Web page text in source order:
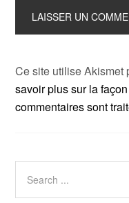
Ce site utilise Akismet
savoir plus sur la
commentaires sont